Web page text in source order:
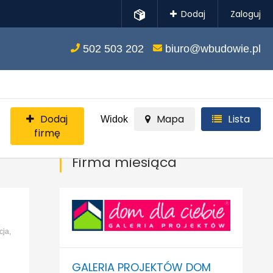
Dodaj Zaloguj
502 503 202 biuro@wbudowie.pl
Dodaj
firmę
Widok Mapa Lista
Firma miesiąca
GALERIA PROJEKTÓW DOM